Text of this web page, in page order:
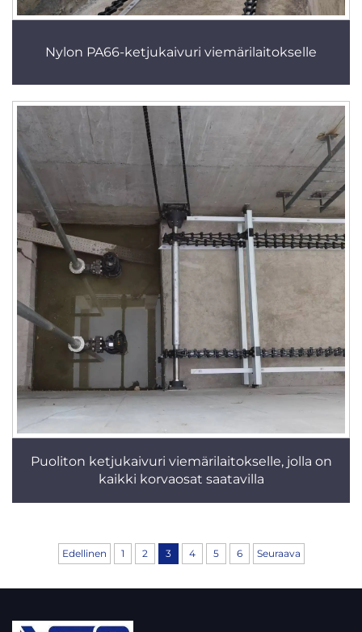
Nylon PA66-ketjukaivuri viemärilaitokselle
Puoliton ketjukaivuri viemärilaitokselle, jolla on
kaikki korvaosat saatavilla
Edellinen 1 2 3 4 5 6 Seuraava